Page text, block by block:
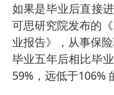
如果是毕业后直接
可思研究院发布的
业报告》，从事保
毕业五年后相比毕
59%，远低于106%